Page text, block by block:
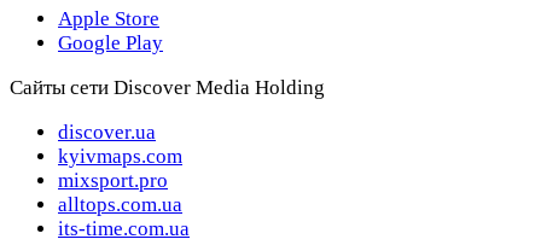
Apple Store
Google Play
Сайты сети Discover Media Holding
discover.ua
kyivmaps.com
mixsport.pro
alltops.com.ua
its-time.com.ua